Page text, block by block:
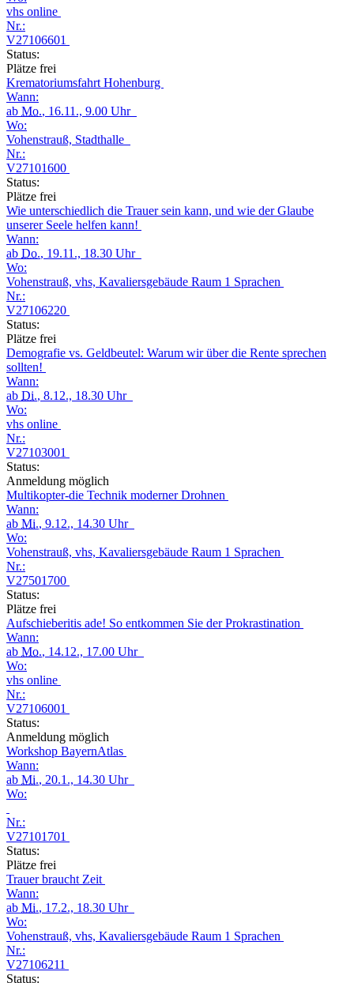
vhs online
Nr.:
V27106601
Status:
Plätze frei
Krematoriumsfahrt Hohenburg
Wann:
ab Mo., 16.11., 9.00 Uhr
Wo:
Vohenstrauß, Stadthalle
Nr.:
V27101600
Status:
Plätze frei
Wie unterschiedlich die Trauer sein kann, und wie der Glaube
unserer Seele helfen kann!
Wann:
ab Do., 19.11., 18.30 Uhr
Wo:
Vohenstrauß, vhs, Kavaliersgebäude Raum 1 Sprachen
Nr.:
V27106220
Status:
Plätze frei
Demografie vs. Geldbeutel: Warum wir über die Rente sprechen
sollten!
Wann:
ab Di., 8.12., 18.30 Uhr
Wo:
vhs online
Nr.:
V27103001
Status:
Anmeldung möglich
Multikopter-die Technik moderner Drohnen
Wann:
ab Mi., 9.12., 14.30 Uhr
Wo:
Vohenstrauß, vhs, Kavaliersgebäude Raum 1 Sprachen
Nr.:
V27501700
Status:
Plätze frei
Aufschieberitis ade! So entkommen Sie der Prokrastination
Wann:
ab Mo., 14.12., 17.00 Uhr
Wo:
vhs online
Nr.:
V27106001
Status:
Anmeldung möglich
Workshop BayernAtlas
Wann:
ab Mi., 20.1., 14.30 Uhr
Wo:
Nr.:
V27101701
Status:
Plätze frei
Trauer braucht Zeit
Wann:
ab Mi., 17.2., 18.30 Uhr
Wo:
Vohenstrauß, vhs, Kavaliersgebäude Raum 1 Sprachen
Nr.:
V27106211
Status: